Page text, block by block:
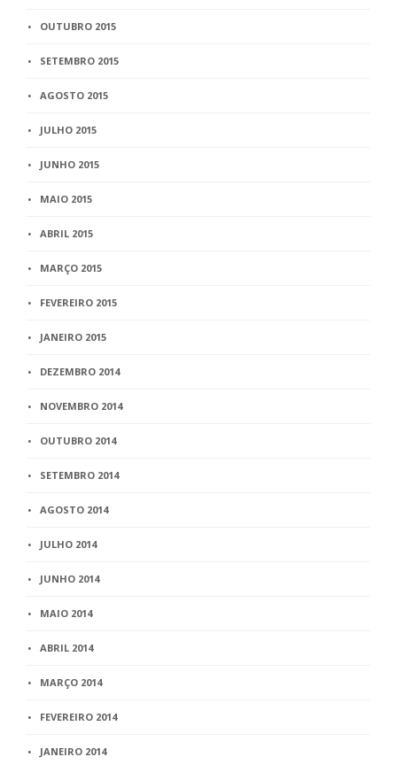
OUTUBRO 2015
SETEMBRO 2015
AGOSTO 2015
JULHO 2015
JUNHO 2015
MAIO 2015
ABRIL 2015
MARÇO 2015
FEVEREIRO 2015
JANEIRO 2015
DEZEMBRO 2014
NOVEMBRO 2014
OUTUBRO 2014
SETEMBRO 2014
AGOSTO 2014
JULHO 2014
JUNHO 2014
MAIO 2014
ABRIL 2014
MARÇO 2014
FEVEREIRO 2014
JANEIRO 2014